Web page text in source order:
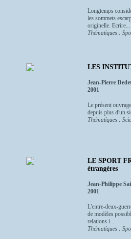
Longtemps
les sommets
originelle. Ecrire...
Thématiques :
LES
Jean-Pierre
2001
Le présent
depuis plus d'un
Thématiques :
LE SPORT
étrangères
Jean-Philippe
2001
L'entre-deux-
de modèles
relations i...
Thématiques :